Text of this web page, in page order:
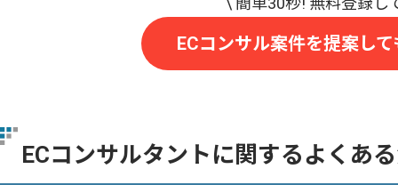
ECコンサル案件を提案して
ECコンサルタントに関するよくあ